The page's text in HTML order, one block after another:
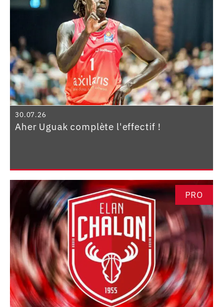
30.07.26
Aher Uguak complète l'effectif !
PRO